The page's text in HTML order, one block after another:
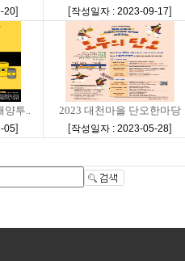
20]
[작성일자 : 2023-09-17]
양투..
05]
2023 대천마을 단오한마당
[작성일자 : 2023-05-28]